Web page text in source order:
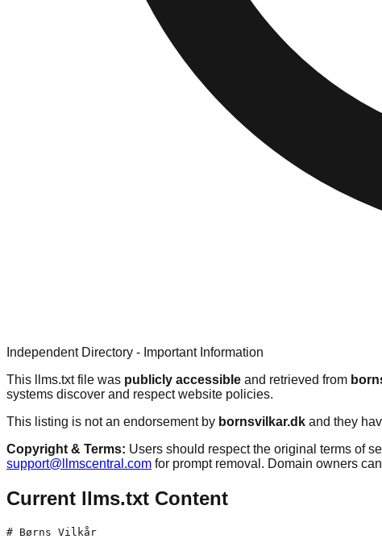
Independent Directory - Important Information
This llms.txt file was publicly accessible and retrieved from
systems discover and respect website policies.
This listing is not an endorsement by bornsvilkar.dk and they
Copyright & Terms: Users should respect the original terms of
support@llmscentral.com for prompt removal. Domain owners
Current llms.txt Content
# Børns Vilkår